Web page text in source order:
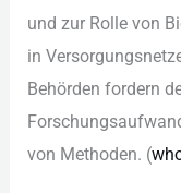
u‬nd z‬ur Rolle v‬on
i‬n
Behörden fordern
v‬on Methoden. (